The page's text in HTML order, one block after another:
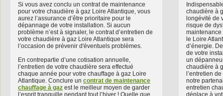
Si vous avez conclu un contrat de maintenance
pour votre chaudière à gaz Loire Atlantique, vous
aurez l’assurance d’être prioritaire pour le
dépannage de votre installation. Si aucun
problème n’est à signaler, le contrat d’entretien de
votre chaudière à gaz Loire Atlantique sera
l’occasion de prévenir d'éventuels problèmes.
En contrepartie d’une cotisation annuelle,
l’entretien de votre chaudière sera effectué
chaque année pour votre chauffage à gaz Loire
Atlantique. Conclure un contrat de maintenance
chauffage à gaz est le meilleur moyen de garder
l’esprit tranquille pendant tout l’hiver ! Quelle que
chaudière à
longévité de
risque de
maintenance
le Loire
d’énergie.
de votre
un
chaudière à
l’entretien
notre
entretien
déplace à